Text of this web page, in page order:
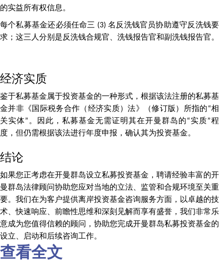
的实益所有权信息。
每个私募基金还必须任命三 (3) 名反洗钱官员协助遵守反洗钱要
求；这三人分别是反洗钱合规官、洗钱报告官和副洗钱报告官。
经济实质
鉴于私募基金属于投资基金的一种形式，根据该法注册的私募基
金并非《国际税务合作（经济实质）法》（修订版）所指的“相
关实体”。因此，私募基金无需证明其在开曼群岛的“实质”程
度，但仍需根据该法进行年度申报，确认其为投资基金。
结论
如果您正考虑在开曼群岛设立私募投资基金，聘请经验丰富的开
曼群岛法律顾问协助您应对当地的立法、监管和合规环境至关重
要。我们在为客户提供离岸投资基金咨询服务方面，以卓越的技
术、快速响应、前瞻性思维和深刻见解而享有盛誉，我们非常乐
意成为您值得信赖的顾问，协助您完成开曼群岛私募投资基金的
设立、启动和后续咨询工作。
查看全文